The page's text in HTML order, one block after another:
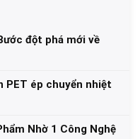
đột phá mới về
PET ép chuyển nhiệt
Nhờ 1 Công Nghệ